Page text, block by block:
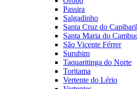
Passira
Salgadinho
Santa Cruz do
Santa Maria do
São Vicente Férrer
Surubim
Taquaritinga do Norte
Toritama
Vertente do Lério